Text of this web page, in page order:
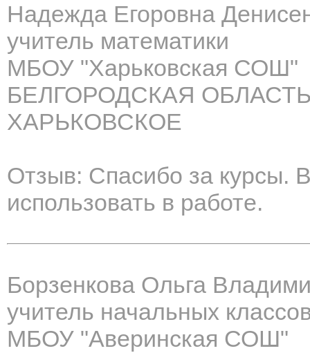
Надежда Егоровна
учитель математики
МБОУ "Харьковская СОШ"
БЕЛГОРОДСКАЯ
ХАРЬКОВСКОЕ
Отзыв: Спасибо за курсы.
использовать в работе.
Борзенкова Ольга
учитель начальных
МБОУ "Аверинская СОШ"